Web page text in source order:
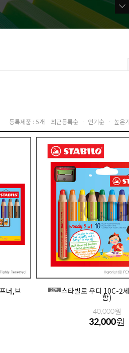
등록제품 : 5개 최근등록순 · 인기순 · 높은
너,브 20% 스타빌로 우디 10C-2세
함)
40,000원
32,000원